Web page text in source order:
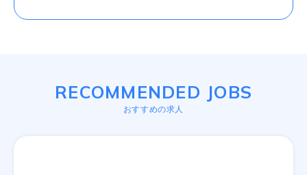
RECOMMENDED JOBS
おすすめの求人